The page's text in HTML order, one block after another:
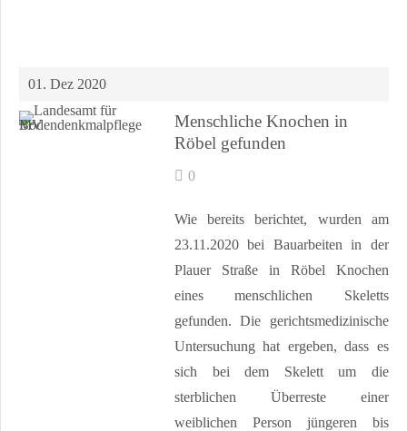
01. Dez 2020
Menschliche Knochen in
Röbel gefunden
0
Wie bereits berichtet, wurden am
23.11.2020 bei Bauarbeiten in der
Plauer Straße in Röbel Knochen
eines menschlichen Skeletts
gefunden. Die gerichtsmedizinische
Untersuchung hat ergeben, dass es
sich bei dem Skelett um die
sterblichen Überreste einer
weiblichen Person jüngeren bis